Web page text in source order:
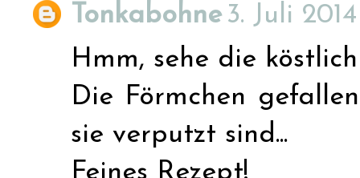
Tonkabohne 3. Juli
Hmm, sehe die
Die Förmchen
sie verputzt sind...